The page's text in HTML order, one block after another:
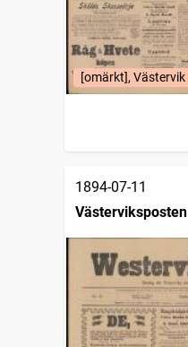
[omärkt], Västervik
1894-07-11
Västerviksposten